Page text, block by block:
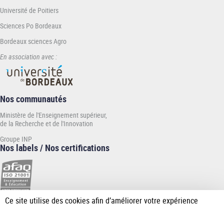
Université de Poitiers
Sciences Po Bordeaux
Bordeaux sciences Agro
En association avec :
Nos communautés
Ministère de l'Enseignement supérieur,
de la Recherche et de l'Innovation
Groupe INP
Nos labels / Nos certifications
Ce site utilise des cookies afin d’améliorer votre expérience